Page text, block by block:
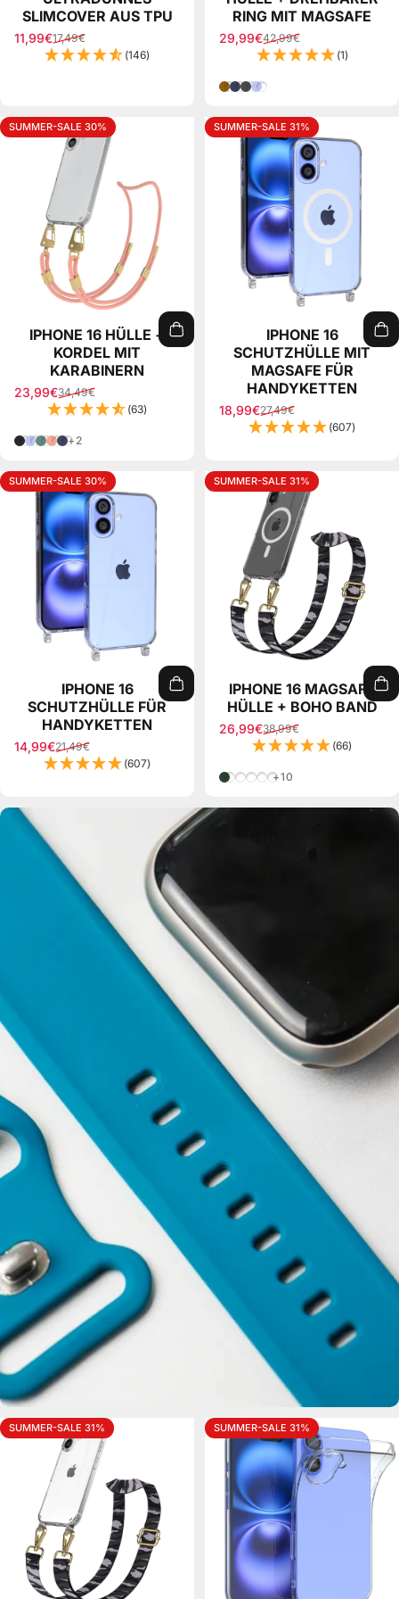
SLIMCOVER AUS TPU
Verkaufspreis
11,99€
Normaler Preis
17,49€
(146)
RING MIT MAGSAFE
Verkaufspreis
29,99€
Normaler Preis
42,99€
(1)
Gold Braun
Nacht Blau
Grau
Lila
SUMMER-SALE 30%
IPHONE 16 HÜLLE +
KORDEL MIT
KARABINERN
Verkaufspreis
23,99€
Normaler Preis
34,49€
(63)
Schwarz
LilaPiniengrün
Koralle
Nachtblau
+2
SUMMER-SALE 31%
IPHONE 16
SCHUTZHÜLLE MIT
MAGSAFE FÜR
HANDYKETTEN
Verkaufspreis
18,99€
Normaler Preis
27,49€
(607)
SUMMER-SALE 30%
IPHONE 16
SCHUTZHÜLLE FÜR
HANDYKETTEN
Verkaufspreis
14,99€
Normaler Preis
21,49€
(607)
SUMMER-SALE 31%
IPHONE 16 MAGSAFE
HÜLLE + BOHO BAND
Verkaufspreis
26,99€
Normaler Preis
38,99€
(66)
Grün Camouflage
Einhorn
Grau/Schwarz Mix
Pink Mix
Grau Camouflage
+10
SUMMER-SALE 31% SUMMER-SALE 31%